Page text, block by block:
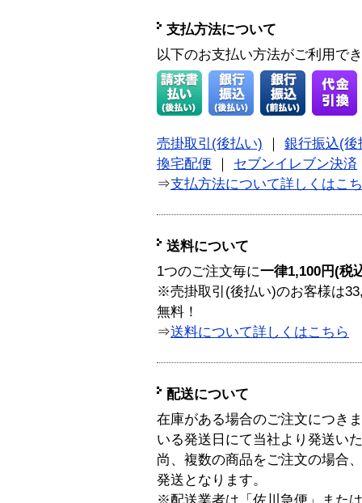
支払方法について
以下のお支払い方法がご利用で
売掛取引(後払い)
銀行振込(後
換宅配便
セブンイレブン決済
⇒支払方法について詳しくはこ
送料について
1つのご注文毎に一律1,100円(税
※売掛取引(後払い)のお客様は
無料！
⇒送料について詳しくはこちら
配送について
在庫がある場合のご注文につき
いる発送日にて当社より発送い
尚、複数の商品をご注文の場合
発送となります。